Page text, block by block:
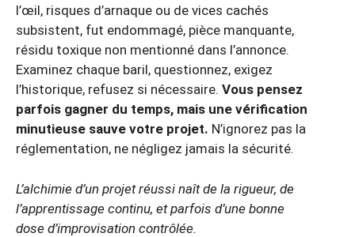
l’œil, risques d’arnaque ou de vices cachés
subsistent, fut endommagé, pièce manquante,
résidu toxique non mentionné dans l’annonce.
Examinez chaque baril, questionnez, exigez
l’historique, refusez si nécessaire. Vous pensez
parfois gagner du temps, mais une vérification
minutieuse sauve votre projet. N’ignorez pas la
réglementation, ne négligez jamais la sécurité.
L’alchimie d’un projet réussi naît de la rigueur, de
l’apprentissage continu, et parfois d’une bonne
dose d’improvisation contrôlée.